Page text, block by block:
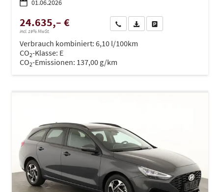
01.06.2026
24.635,– €
incl. 19% MwSt.
Wir rufen Sie anPDF-Datei, Fahrzeugexposé
Verbrauch kombiniert: 6,10 l/100km
CO2-Klasse: E
CO2-Emissionen: 137,00 g/km